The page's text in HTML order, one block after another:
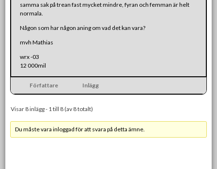
samma sak på trean fast mycket mindre, fyran och femman är helt
normala.
Någon som har någon aning om vad det kan vara?
mvh Mathias
wrx -03
12 000mil
Författare Inlägg
Visar 8 inlägg - 1 till 8 (av 8 totalt)
Du måste vara inloggad för att svara på detta ämne.